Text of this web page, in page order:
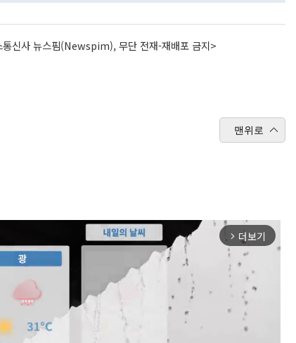
신사 뉴스핌(Newspim), 무단 전재-재배포 금지>
맨위로
arrow_forward_ios 더보기